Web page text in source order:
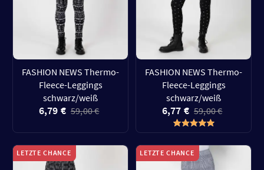
FASHION NEWS Thermo-
Fleece-Leggings
schwarz/weiß
6,79 € 59,00 €
FASHION NEWS Thermo-
Fleece-Leggings
schwarz/weiß
6,77 € 59,00 €
LETZTE CHANCE LETZTE CHANCE